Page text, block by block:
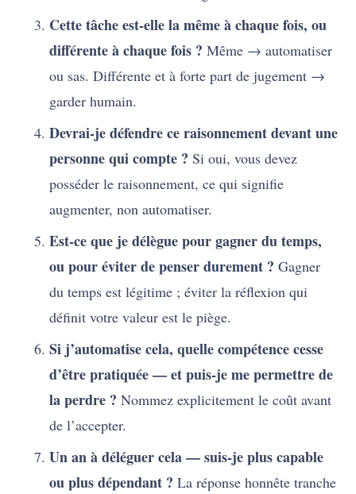
Cette tâche est-elle la même à chaque fois, ou
différente à chaque fois ? Même → automatiser
ou sas. Différente et à forte part de jugement →
garder humain.
Devrai-je défendre ce raisonnement devant une
personne qui compte ? Si oui, vous devez
posséder le raisonnement, ce qui signifie
augmenter, non automatiser.
Est-ce que je délègue pour gagner du temps,
ou pour éviter de penser durement ? Gagner
du temps est légitime ; éviter la réflexion qui
définit votre valeur est le piège.
Si j’automatise cela, quelle compétence cesse
d’être pratiquée — et puis-je me permettre de
la perdre ? Nommez explicitement le coût avant
de l’accepter.
Un an à déléguer cela — suis-je plus capable
ou plus dépendant ? La réponse honnête tranche